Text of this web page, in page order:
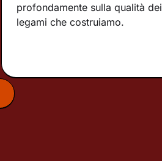
profondamente sulla qualità dei
legami che costruiamo.